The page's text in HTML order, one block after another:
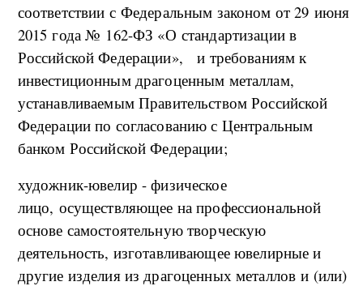
соответствии с Федеральным законом от 29 июня
2015 года № 162-ФЗ «О стандартизации в
Российской Федерации», и требованиям к
инвестиционным драгоценным металлам,
устанавливаемым Правительством Российской
Федерации по согласованию с Центральным
банком Российской Федерации;
художник-ювелир - физическое
лицо, осуществляющее на профессиональной
основе самостоятельную творческую
деятельность, изготавливающее ювелирные и
другие изделия из драгоценных металлов и (или)